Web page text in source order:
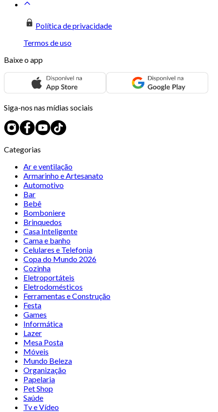
Política de privacidade
Termos de uso
Baixe o app
Siga-nos nas mídias sociais
Categorias
Ar e ventilação
Armarinho e Artesanato
Automotivo
Bar
Bebê
Bomboniere
Brinquedos
Casa Inteligente
Cama e banho
Celulares e Telefonia
Copa do Mundo 2026
Cozinha
Eletroportáteis
Eletrodomésticos
Ferramentas e Construção
Festa
Games
Informática
Lazer
Mesa Posta
Móveis
Mundo Beleza
Organização
Papelaria
Pet Shop
Saúde
Tv e Vídeo